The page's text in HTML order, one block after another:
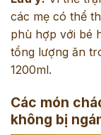
các mẹ có thể
phù hợp với bé
tổng lượng ăn
1200ml.
Các món
không bị